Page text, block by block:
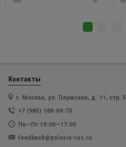
Контакты
г. Москва, ул. Пермская, д. 11, стр. 5
+7 (985) 188-09-70
Пн—Пт 10:00—17:00
feedback@polesie-rus.ru